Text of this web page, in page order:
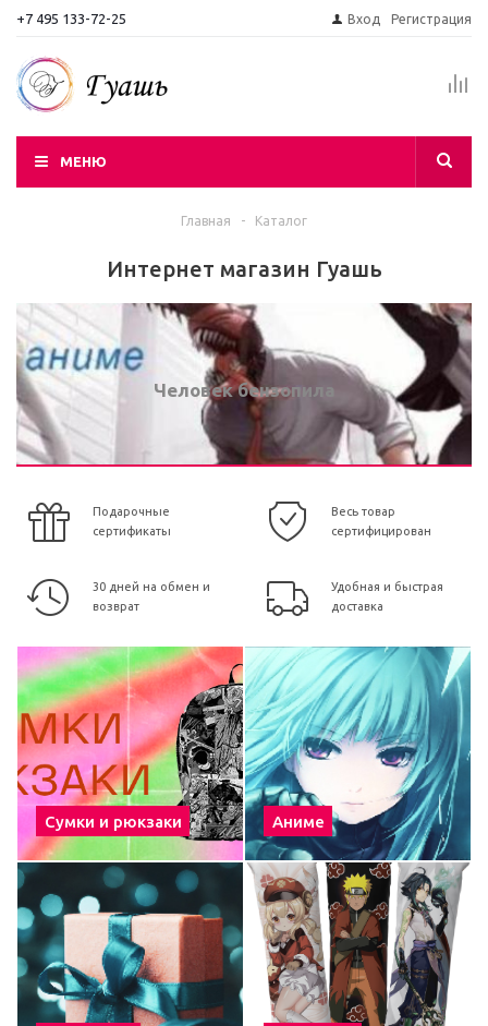
+7 495 133-72-25 Вход Регистрация
МЕНЮ
Главная - Каталог
Интернет магазин Гуашь
Человек бензопила
Подарочные
сертификаты
Весь товар
сертифицирован
30 дней на обмен и
возврат
Удобная и быстрая
доставка
Сумки и рюкзаки Аниме